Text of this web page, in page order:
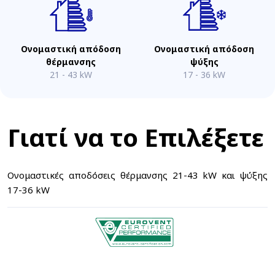
Ονομαστική απόδοση
θέρμανσης
21 - 43 kW
Ονομαστική απόδοση
ψύξης
17 - 36 kW
Γιατί να το Επιλέξετε
Ονομαστικές αποδόσεις θέρμανσης 21-43 kW και ψύξης
17-36 kW